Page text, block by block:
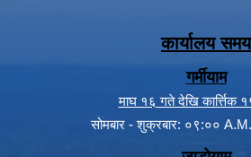
कार्यालय समय
गर्मीयाम
माघ १६ गते देखि कार्त्तिक
सोमबार - शुक्रबार: ०९:००